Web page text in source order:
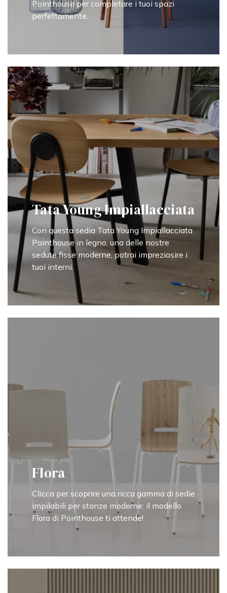
Pointhouse per completare i tuoi spazi
perfettamente.
Tata Young Impiallacciata
Con questa sedia Tata Young Impiallacciata
Pointhouse in legno, una delle nostre
sedute fisse moderne, potrai impreziosire i
tuoi interni.
Flora
Clicca per scoprire una ricca gamma di sedie
impilabili per stanze moderne: il modello
Flora di Pointhouse ti attende!